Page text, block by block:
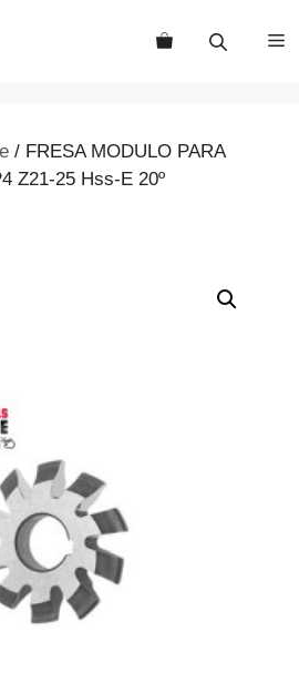
/ FRESA MODULO PARA
Z21-25 Hss-E 20º